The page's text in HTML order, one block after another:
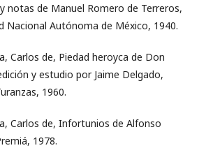
notas de Manuel Romero de Terreros,
Nacional Autónoma de México, 1940.
Carlos de, Piedad heroyca de Don
y estudio por Jaime Delgado,
1960.
Carlos de, Infortunios de Alfonso
1978.